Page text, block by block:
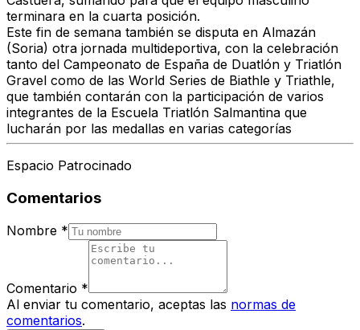
terminara en la cuarta posición.
Este fin de semana también se disputa en Almazán
(Soria) otra jornada multideportiva, con la celebración
tanto del Campeonato de España de Duatlón y Triatlón
Gravel como de las World Series de Biathle y Triathle,
que también contarán con la participación de varios
integrantes de la Escuela Triatlón Salmantina que
lucharán por las medallas en varias categorías
Espacio Patrocinado
Comentarios
Nombre *
Comentario *
Al enviar tu comentario, aceptas las normas de
comentarios.